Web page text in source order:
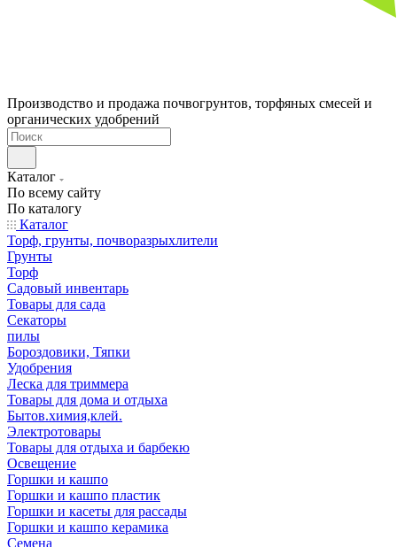
Производство и продажа почвогрунтов, торфяных смесей и
органических удобрений
Каталог
По всему сайту
По каталогу
Каталог
Торф, грунты, почворазрыхлители
Грунты
Торф
Садовый инвентарь
Товары для сада
Секаторы
пилы
Бороздовики, Тяпки
Удобрения
Леска для триммера
Товары для дома и отдыха
Бытов.химия,клей.
Электротовары
Товары для отдыха и барбекю
Освещение
Горшки и кашпо
Горшки и кашпо пластик
Горшки и касеты для рассады
Горшки и кашпо керамика
Семена